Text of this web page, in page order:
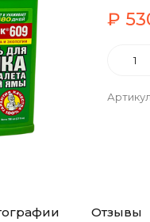
₽
Артикул
Отзывы